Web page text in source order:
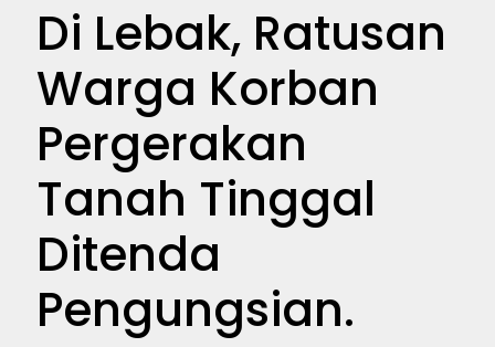
Di Lebak, Ratusan
Warga Korban
Pergerakan
Tanah Tinggal
Ditenda
Pengungsian.